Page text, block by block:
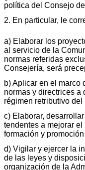
política del Consejo
2. En particular, le
a) Elaborar los
al servicio de la
normas referidas
Consejería, será
b) Aplicar en el marco
normas y directrices a
régimen retributivo del
c) Elaborar,
tendentes a mejorar
formación y
d) Vigilar y ejercer la
de las leyes y
organización de la